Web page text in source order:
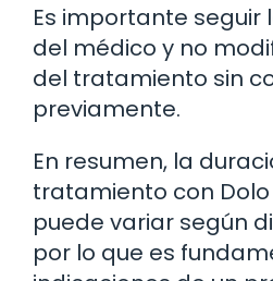
Es importante seguir
del médico y no
del tratamiento sin
previamente.
En resumen, la
tratamiento con
puede variar según
por lo que es